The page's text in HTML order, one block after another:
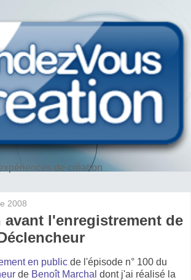
de création
2008
l'enregistrement de
en public de l'épisode n° 100 du
de Benoît Marchal dont j'ai réalisé la